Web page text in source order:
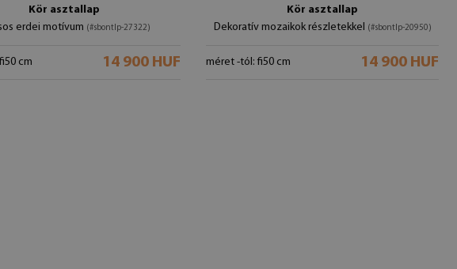
Kör asztallap
erdei motívum (#sbontlp-27322)
cm 14 900 HUF
Kör asztallap
Dekoratív mozaikok részletekkel (#sbontlp-20950)
méret -tól: fi50 cm 14 900 HUF